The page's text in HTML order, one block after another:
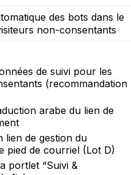
des bots dans le
non-consentants
de suivi pour les
(recommandation
arabe du lien de
lien de gestion du
pied de courriel (Lot D)
portlet “Suivi &